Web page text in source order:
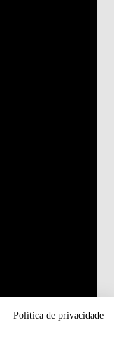
Política de privacidade